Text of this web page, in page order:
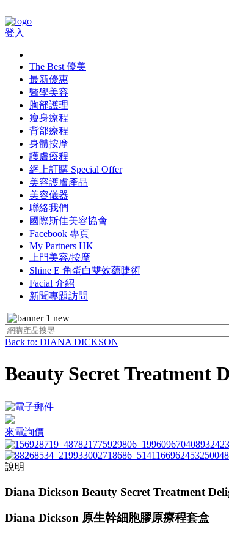
登入
The Best 優美
最新優惠
醫學美容
胸部護理
瘦身療程
背部療程
身體按摩
護膚療程
網上訂購 Special Offer
美容護膚產品
美容儀器
聯絡我們
國際斯佳美容協會
Facebook 專頁
My Partners HK
上門美容/按摩
Shine E 角蛋白雙效藴睫術
Facial 介紹
新聞專題訪問
Back to: DIANA DICKSON
Beauty Secret Treatment
來電詢價
說明
Diana Dickson Beauty Secret Treatment
Diana Dickson 原生幹細胞膠原療程套盒